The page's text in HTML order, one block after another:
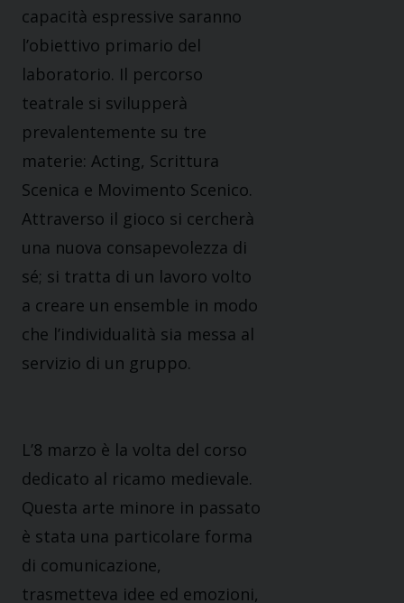
capacità espressive saranno
l’obiettivo primario del
laboratorio. Il percorso
teatrale si svilupperà
prevalentemente su tre
materie: Acting, Scrittura
Scenica e Movimento Scenico.
Attraverso il gioco si cercherà
una nuova consapevolezza di
sé; si tratta di un lavoro volto
a creare un ensemble in modo
che l’individualità sia messa al
servizio di un gruppo.
L’8 marzo è la volta del corso
dedicato al ricamo medievale.
Questa arte minore in passato
è stata una particolare forma
di comunicazione,
trasmetteva idee ed emozioni,